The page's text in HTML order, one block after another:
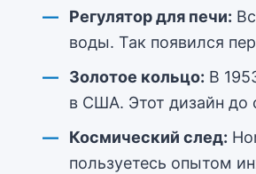
Регулятор для печи:
воды. Так появился
Золотое кольцо: В
в США. Этот дизайн до
Космический след:
пользуетесь опытом